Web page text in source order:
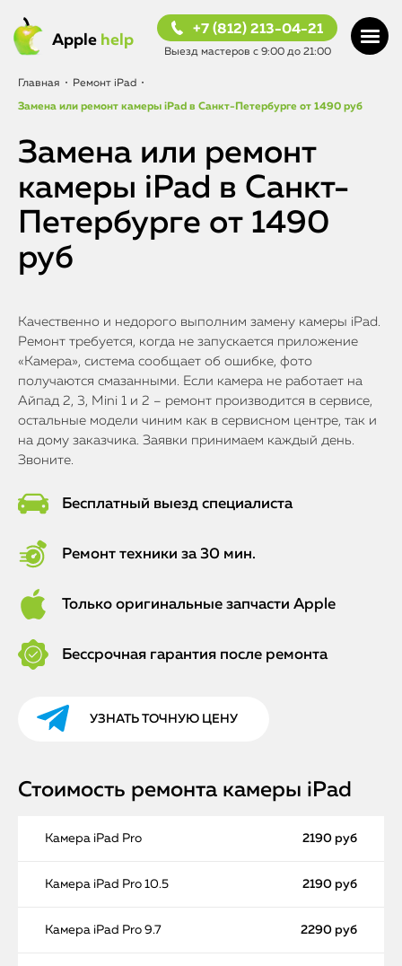
Apple help
+7 (812) 213-04-21
Выезд мастеров с 9:00 до 21:00
Главная • Ремонт iPad •
Замена или ремонт камеры iPad в Санкт-Петербурге от 1490 руб
Замена или ремонт
камеры iPad в Санкт-
Петербурге от 1490
руб
Качественно и недорого выполним замену камеры iPad.
Ремонт требуется, когда не запускается приложение
«Камера», система сообщает об ошибке, фото
получаются смазанными. Если камера не работает на
Айпад 2, 3, Mini 1 и 2 – ремонт производится в сервисе,
остальные модели чиним как в сервисном центре, так и
на дому заказчика. Заявки принимаем каждый день.
Звоните.
Бесплатный выезд специалиста
Ремонт техники за 30 мин.
Только оригинальные запчасти Apple
Бессрочная гарантия после ремонта
УЗНАТЬ ТОЧНУЮ ЦЕНУ
Стоимость ремонта камеры iPad
Камера iPad Pro 2190 руб
Камера iPad Pro 10.5 2190 руб
Камера iPad Pro 9.7 2290 руб